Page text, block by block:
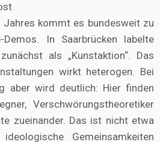
Jahres kommt es bundesweit zu
Demos. In Saarbrücken labelte
als „Kunstaktion“. Das
wirkt heterogen. Bei
aber wird deutlich: Hier finden
Verschwörungstheoretiker
zueinander. Das ist nicht etwa
Gemeinsamkeiten